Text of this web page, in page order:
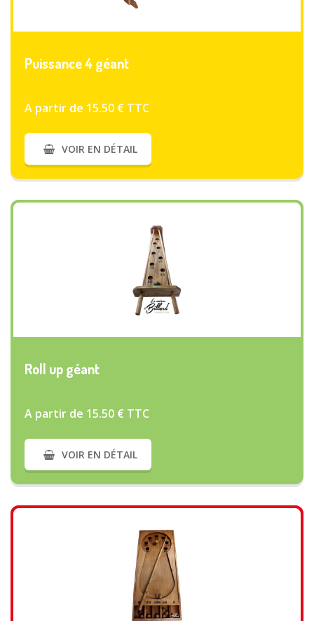
VOIR PLUS
Puissance 4 géant
A partir de 15.50 € TTC
VOIR EN DÉTAIL
VOIR PLUS
Roll up géant
A partir de 15.50 € TTC
VOIR EN DÉTAIL